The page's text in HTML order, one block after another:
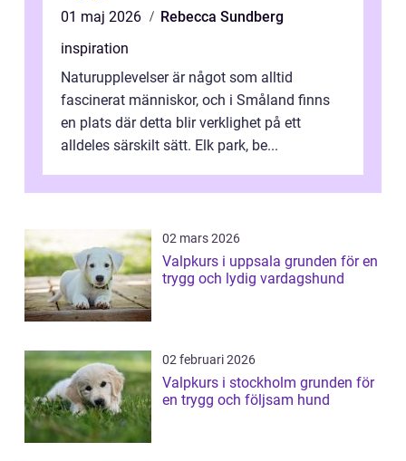
01 maj 2026
Rebecca Sundberg
inspiration
Naturupplevelser är något som alltid
fascinerat människor, och i Småland finns
en plats där detta blir verklighet på ett
alldeles särskilt sätt. Elk park, be...
02 mars 2026
Valpkurs i uppsala grunden för en
trygg och lydig vardagshund
02 februari 2026
Valpkurs i stockholm grunden för
en trygg och följsam hund